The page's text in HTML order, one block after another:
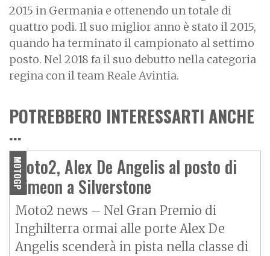
2015 in Germania e ottenendo un totale di
quattro podi. Il suo miglior anno è stato il 2015,
quando ha terminato il campionato al settimo
posto. Nel 2018 fa il suo debutto nella categoria
regina con il team Reale Avintia.
POTREBBERO INTERESSARTI ANCHE
...
MOTOGP
Moto2, Alex De Angelis al posto di
Simeon a Silverstone
Moto2 news – Nel Gran Premio di
Inghilterra ormai alle porte Alex De
Angelis scenderà in pista nella classe di